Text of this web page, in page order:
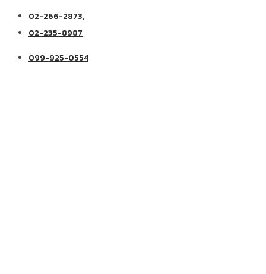
02-266-2873,
02-235-8987
099-925-0554